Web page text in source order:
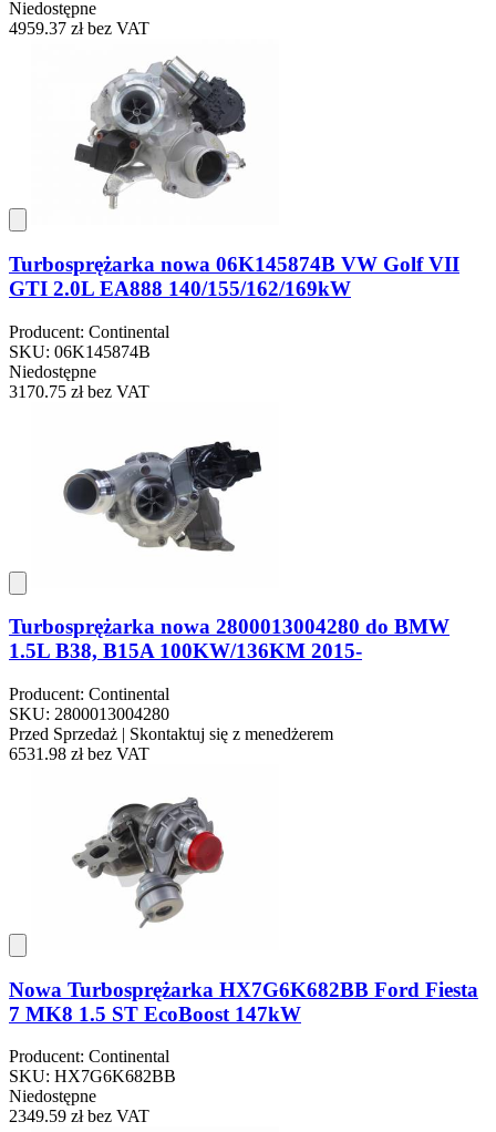
Niedostępne
4959.37 złbez VAT
Turbosprężarka nowa 06K145874B VW Golf VII
GTI 2.0L EA888 140/155/162/169kW
Producent: Continental
SKU: 06K145874B
Niedostępne
3170.75 złbez VAT
Turbosprężarka nowa 2800013004280 do BMW
1.5L B38, B15A 100KW/136KM 2015-
Producent: Continental
SKU: 2800013004280
Przed Sprzedaż | Skontaktuj się z menedżerem
6531.98 złbez VAT
Nowa Turbosprężarka HX7G6K682BB Ford Fiesta
7 MK8 1.5 ST EcoBoost 147kW
Producent: Continental
SKU: HX7G6K682BB
Niedostępne
2349.59 złbez VAT